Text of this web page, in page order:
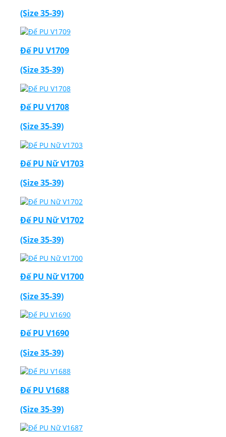
(Size 35-39)
Đế PU V1709
(Size 35-39)
Đế PU V1708
(Size 35-39)
Đế PU Nữ V1703
(Size 35-39)
Đế PU Nữ V1702
(Size 35-39)
Đế PU Nữ V1700
(Size 35-39)
Đế PU V1690
(Size 35-39)
Đế PU V1688
(Size 35-39)